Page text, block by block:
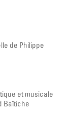
de Philippe
et musicale
Baïtiche